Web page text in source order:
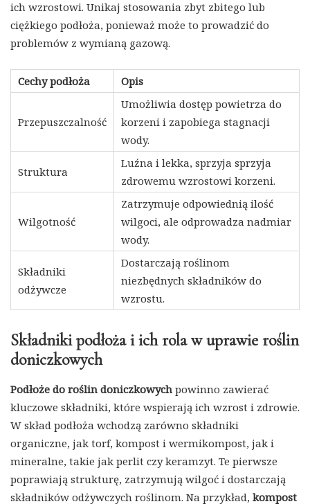
ich wzrostowi. Unikaj stosowania zbyt zbitego lub
ciężkiego podłoża, ponieważ może to prowadzić do
problemów z wymianą gazową.
Cechy podłoża Opis
Przepuszczalność
Umożliwia dostęp powietrza do
korzeni i zapobiega stagnacji
wody.
Struktura
Luźna i lekka, sprzyja sprzyja
zdrowemu wzrostowi korzeni.
Wilgotność
Zatrzymuje odpowiednią ilość
wilgoci, ale odprowadza nadmiar
wody.
Składniki
odżywcze
Dostarczają roślinom
niezbędnych składników do
wzrostu.
Składniki podłoża i ich rola w uprawie roślin
doniczkowych
Podłoże do roślin doniczkowych powinno zawierać
kluczowe składniki, które wspierają ich wzrost i zdrowie.
W skład podłoża wchodzą zarówno składniki
organiczne, jak torf, kompost i wermikompost, jak i
mineralne, takie jak perlit czy keramzyt. Te pierwsze
poprawiają strukturę, zatrzymują wilgoć i dostarczają
składników odżywczych roślinom. Na przykład, kompost